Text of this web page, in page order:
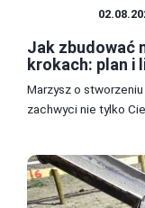
Jak zbudować
krokach: plan i
Marzysz o
zachwyci nie tylko